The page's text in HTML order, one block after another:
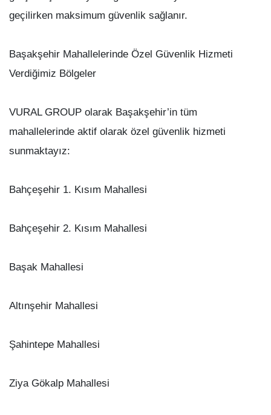
geçilirken maksimum güvenlik sağlanır.
Başakşehir Mahallelerinde Özel Güvenlik Hizmeti
Verdiğimiz Bölgeler
VURAL GROUP olarak Başakşehir’in tüm
mahallelerinde aktif olarak özel güvenlik hizmeti
sunmaktayız:
Bahçeşehir 1. Kısım Mahallesi
Bahçeşehir 2. Kısım Mahallesi
Başak Mahallesi
Altınşehir Mahallesi
Şahintepe Mahallesi
Ziya Gökalp Mahallesi